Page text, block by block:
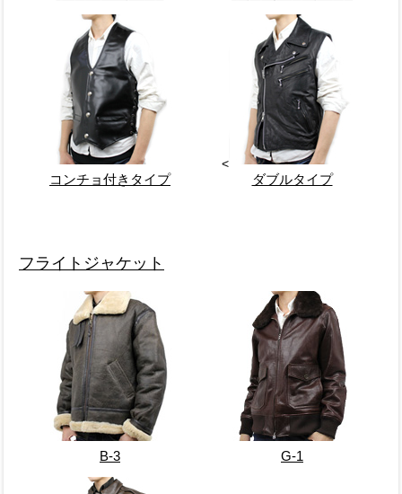
コンチョ付きタイプ
<
ダブルタイプ
フライトジャケット
B-3 G-1